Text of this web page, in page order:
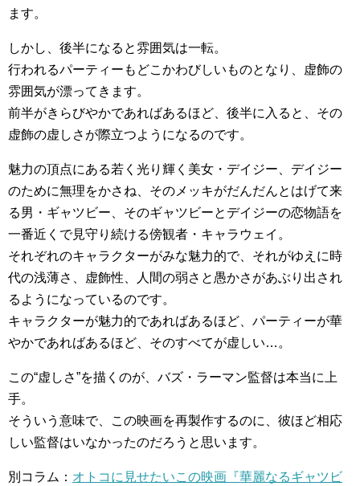
ます。
しかし、後半になると雰囲気は一転。
行われるパーティーもどこかわびしいものとなり、虚飾の
雰囲気が漂ってきます。
前半がきらびやかであればあるほど、後半に入ると、その
虚飾の虚しさが際立つようになるのです。
魅力の頂点にある若く光り輝く美女・デイジー、デイジー
のために無理をかさね、そのメッキがだんだんとはげて来
る男・ギャツビー、そのギャツビーとデイジーの恋物語を
一番近くで見守り続ける傍観者・キャラウェイ。
それぞれのキャラクターがみな魅力的で、それがゆえに時
代の浅薄さ、虚飾性、人間の弱さと愚かさがあぶり出され
るようになっているのです。
キャラクターが魅力的であればあるほど、パーティーが華
やかであればあるほど、そのすべてが虚しい…。
この“虚しさ”を描くのが、バズ・ラーマン監督は本当に上
手。
そういう意味で、この映画を再製作するのに、彼ほど相応
しい監督はいなかったのだろうと思います。
別コラム： オトコに見せたいこの映画『華麗なるギャツビ